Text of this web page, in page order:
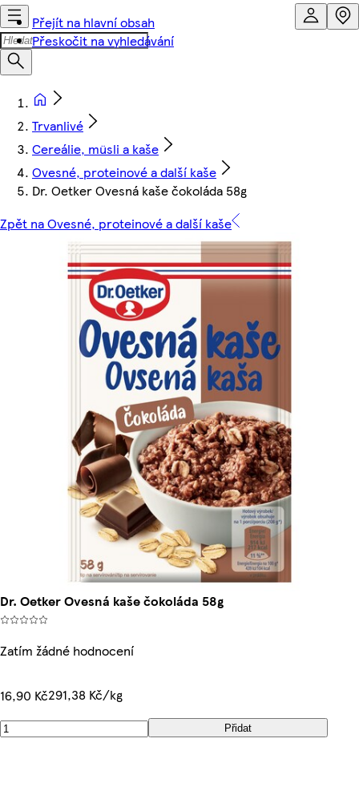
Přejít na hlavní obsah
Přeskočit na vyhledávání
Trvanlivé
Cereálie, müsli a kaše
Ovesné, proteinové a další kaše
Dr. Oetker Ovesná kaše čokoláda 58g
Zpět na Ovesné, proteinové a další kaše
Dr. Oetker Ovesná kaše čokoláda 58g
Zatím žádné hodnocení
16,90 Kč291,38 Kč/kg
Přidat